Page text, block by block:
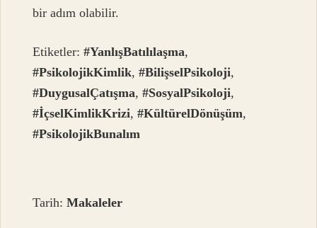
bir adım olabilir.
Etiketler:#YanlışBatılılaşma,
#PsikolojikKimlik,#BilişselPsikoloji,
#DuygusalÇatışma,#SosyalPsikoloji,
#İçselKimlikKrizi,#KültürelDönüşüm,
#PsikolojikBunalım
Tarih:Makaleler